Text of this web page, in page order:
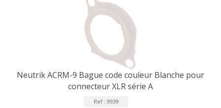
Neutrik ACRM-9 Bague code couleur Blanche pour
connecteur XLR série A
Ref : 9939